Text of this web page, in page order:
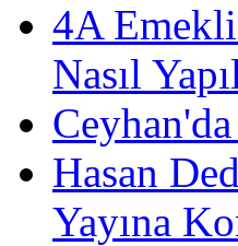
4A
Nasıl
Hasan
Yayına